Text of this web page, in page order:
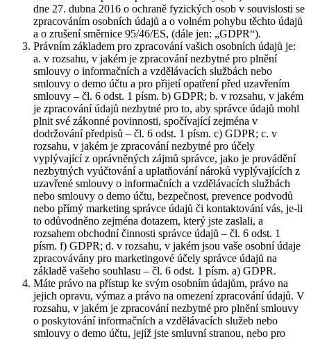
dne 27. dubna 2016 o ochraně fyzických osob v souvislosti se
zpracováním osobních údajů a o volném pohybu těchto údajů
a o zrušení směrnice 95/46/ES, (dále jen: „GDPR“).
Právním základem pro zpracování vašich osobních údajů je:
a. v rozsahu, v jakém je zpracování nezbytné pro plnění
smlouvy o informačních a vzdělávacích službách nebo
smlouvy o demo účtu a pro přijetí opatření před uzavřením
smlouvy – čl. 6 odst. 1 písm. b) GDPR; b. v rozsahu, v jakém
je zpracování údajů nezbytné pro to, aby správce údajů mohl
plnit své zákonné povinnosti, spočívající zejména v
dodržování předpisů – čl. 6 odst. 1 písm. c) GDPR; c. v
rozsahu, v jakém je zpracování nezbytné pro účely
vyplývající z oprávněných zájmů správce, jako je provádění
nezbytných vyúčtování a uplatňování nároků vyplývajících z
uzavřené smlouvy o informačních a vzdělávacích službách
nebo smlouvy o demo účtu, bezpečnost, prevence podvodů
nebo přímý marketing správce údajů či kontaktování vás, je-li
to odůvodněno zejména dotazem, který jste zaslali, a
rozsahem obchodní činnosti správce údajů – čl. 6 odst. 1
písm. f) GDPR; d. v rozsahu, v jakém jsou vaše osobní údaje
zpracovávány pro marketingové účely správce údajů na
základě vašeho souhlasu – čl. 6 odst. 1 písm. a) GDPR.
Máte právo na přístup ke svým osobním údajům, právo na
jejich opravu, výmaz a právo na omezení zpracování údajů. V
rozsahu, v jakém je zpracování nezbytné pro plnění smlouvy
o poskytování informačních a vzdělávacích služeb nebo
smlouvy o demo účtu, jejíž jste smluvní stranou, nebo pro